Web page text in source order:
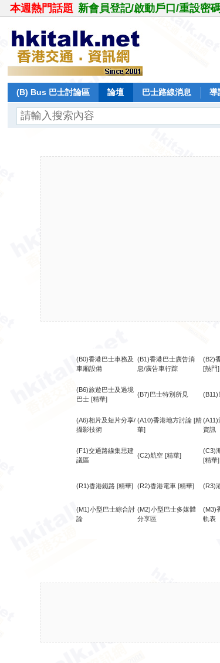
本週熱門話題 新會員登記/啟動戶口/重設密
(B) Bus 巴士討論區 論壇 巴士路線消息 導
(B0)香港巴士車務及
車廂設備
(B1)香港巴士廣告消
息/廣告車行踪
(B2)
[熱門]
(B6)旅遊巴士及過境
巴士 [精華]
(B7)巴士特別所見 (B11)
(A6)相片及短片分享/
攝影技術
(A10)香港地方討論 [精
華]
(A11)
資訊
(F1)交通路線集思建
議區
(C2)航空 [精華]
(C3)
[精華]
(R1)香港鐵路 [精華] (R2)香港電車 [精華] (R3)
(M1)小型巴士綜合討
論
(M2)小型巴士多媒體
分享區
(M3)
軌表